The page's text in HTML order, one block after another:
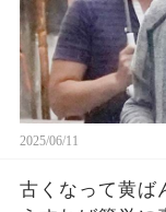
2025/06/11
古くなって黄ば